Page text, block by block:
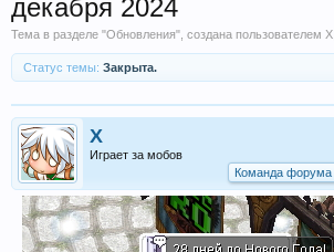
декабря 2024
Тема в разделе "Обновления", создана пользователем X
Статус темы: Закрыта.
X
Играет за мобов
Команда форума